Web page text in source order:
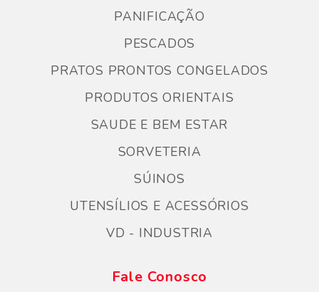
PANIFICAÇÃO
PESCADOS
PRATOS PRONTOS CONGELADOS
PRODUTOS ORIENTAIS
SAUDE E BEM ESTAR
SORVETERIA
SÚINOS
UTENSÍLIOS E ACESSÓRIOS
VD - INDUSTRIA
Fale Conosco